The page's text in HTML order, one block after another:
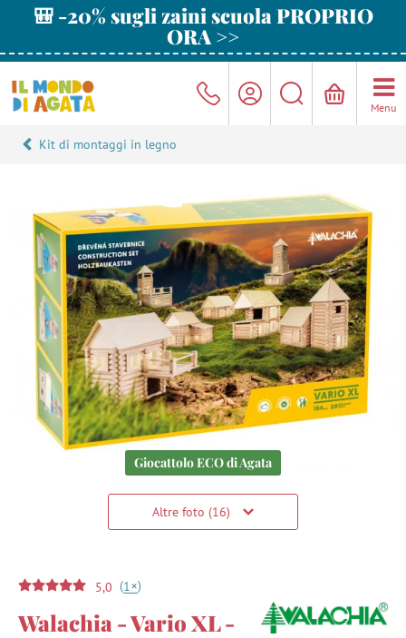
🎒 -20% sugli zaini scuola PROPRIO
ORA >>
Menu
Kit di montaggi in legno
Giocattolo ECO di Agata
Altre foto (16)
5,0 (1+)
Walachia - Vario XL -